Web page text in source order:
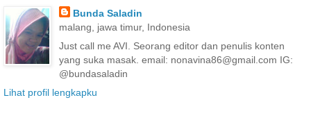
Bunda Saladin
malang, jawa timur, Indonesia
Just call me AVI. Seorang editor dan penulis konten
yang suka masak. email: nonavina86@gmail.com IG:
@bundasaladin
Lihat profil lengkapku